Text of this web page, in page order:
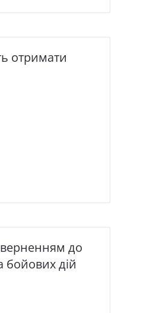
отримати
до
бойових дій